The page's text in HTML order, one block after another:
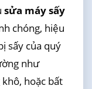
sửa máy sấy
chóng, hiệu
sấy của quý
như
hoặc bất